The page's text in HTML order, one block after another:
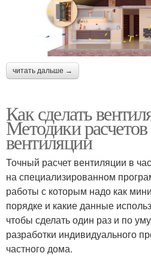
читать дальше →
Как сделать
Методики
вентиляции
Точный расчет вентиляции в
на специализированном
работы с которым надо как
порядке и какие данные
чтобы сделать один раз и по
разработки индивидуального
частного дома.